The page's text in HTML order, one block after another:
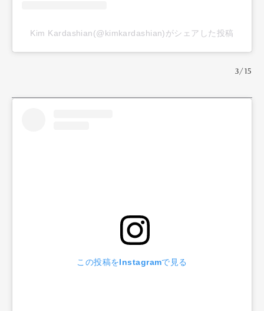
Kim Kardashian(@kimkardashian)がシェアした投稿
3/15
この投稿をInstagramで見る